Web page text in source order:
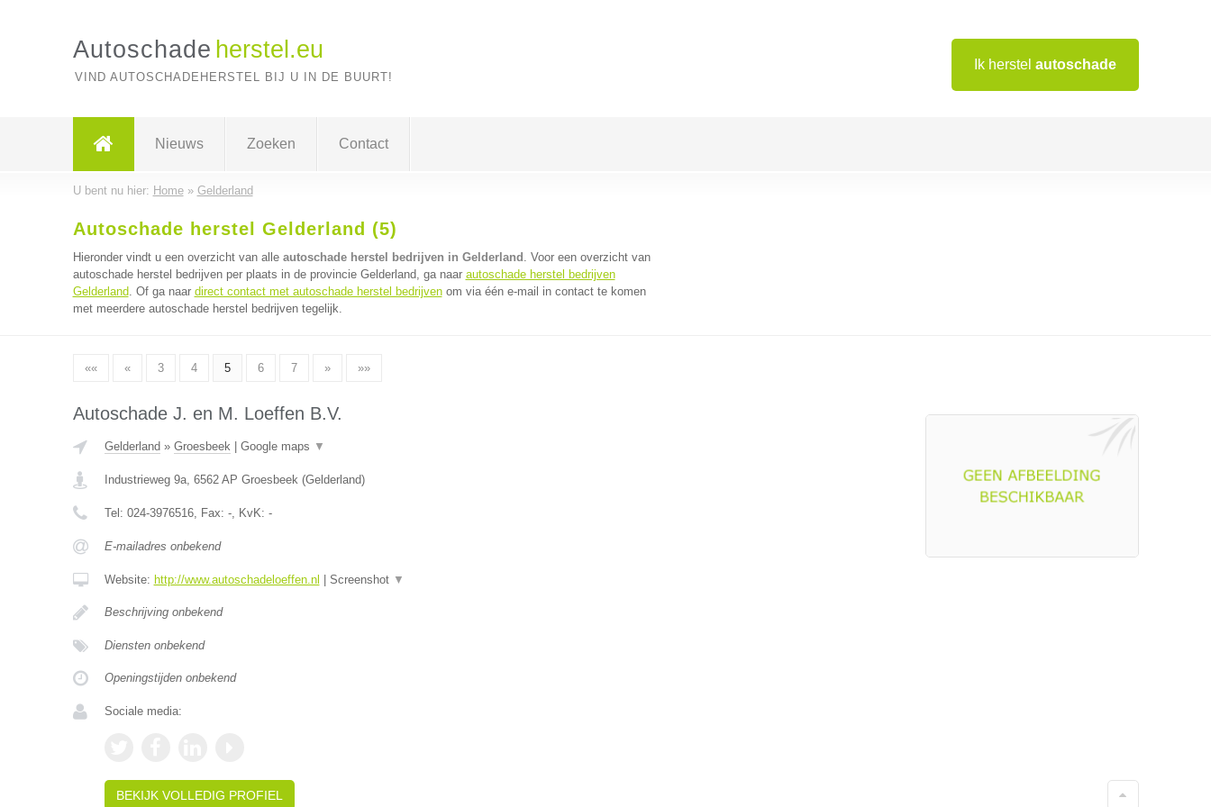
Ik herstel autoschade
Autoschade herstel.eu
VIND AUTOSCHADEHERSTEL BIJ U IN DE BUURT!
Nieuws Zoeken Contact
U bent nu hier: Home» Gelderland
Autoschade herstel Gelderland (5)
Hieronder vindt u een overzicht van alle autoschade herstel bedrijven in Gelderland . Voor een overzicht van
autoschade herstel bedrijven per plaats in de provincie Gelderland, ga naar autoschade herstel bedrijven
Gelderland. Of ga naar direct contact met autoschade herstel bedrijvenom via één e-mail in contact te komen
met meerdere autoschade herstel bedrijven tegelijk.
«« « 3 4 5 6 7 » »»
Autoschade J. en M. Loeffen B.V.
Gelderland » Groesbeek| Google maps ▼
Industrieweg 9a, 6562 AP Groesbeek(Gelderland)
Tel: 024-3976516, Fax: -, KvK: -
E-mailadres onbekend
Website: http://www.autoschadeloeffen.nl Screenshot ▼
Beschrijving onbekend
Diensten onbekend
Openingstijden onbekend
Sociale media:
BEKIJK VOLLEDIG PROFIEL